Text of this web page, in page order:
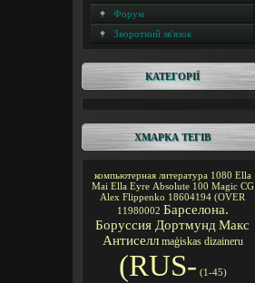
Форум
Зворотний зв'язок
КАТЕГОРІЇ
ХМАРКА ТЕГІВ
компьютерная литература 1080 Ella
Mai Ella Eyre Absolute 100 Magic CG
Alex Flippenko 18604194 (OVER
11980002 Барселона.
Боруссия Дортмунд Макс
Антиселл maģiskas dizaineru
(RUS- (1-45)